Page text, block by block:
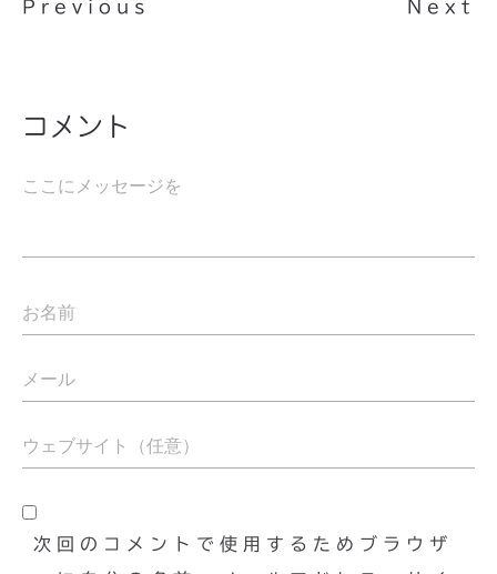
Previous Next
コメント
次回のコメントで使用するためブラウザ